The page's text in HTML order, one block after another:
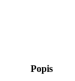
Popis